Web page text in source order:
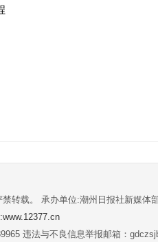
转载。 承办单位:潮州日报社新媒体
违法与不良信息举报邮箱：